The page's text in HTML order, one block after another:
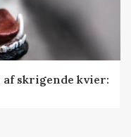
af skrigende kvier: